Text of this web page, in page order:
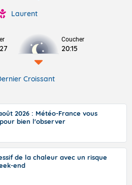
Laurent
Coucher
20:15
Croissant
2026 : Météo-France vous
bien l'observer
de la chaleur avec un risque
end